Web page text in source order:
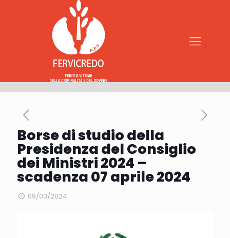
Borse di studio della
Presidenza del Consiglio
dei Ministri 2024 –
scadenza 07 aprile 2024
09/03/2024